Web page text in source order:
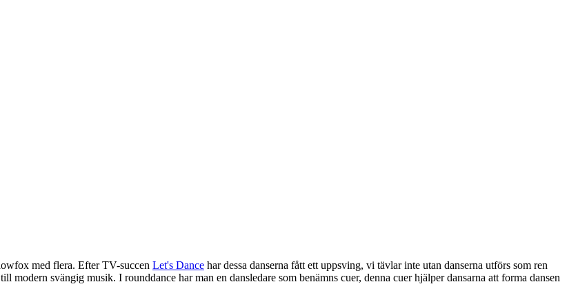
med flera. Efter TV-succen Let's Dance har dessa danserna fått ett uppsving, vi tävlar inte utan danserna utförs som ren
svängig musik. I rounddance har man en dansledare som benämns cuer, denna cuer hjälper dansarna att forma dansen